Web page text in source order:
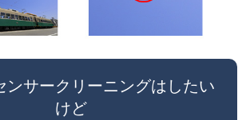
ンサークリーニングはしたい
けど